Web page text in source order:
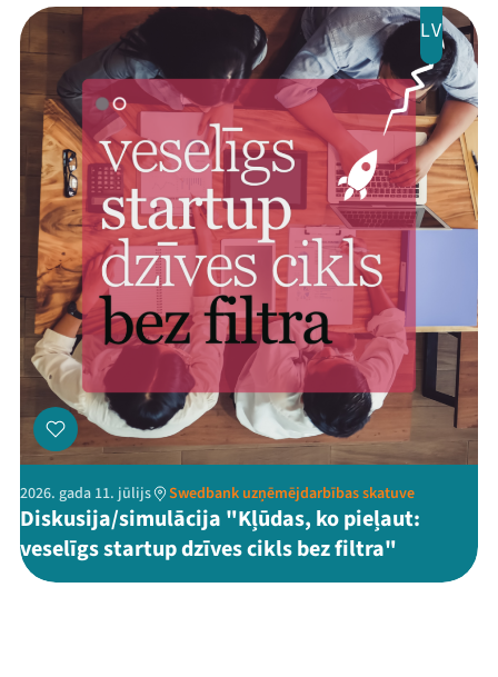
LV
2026. gada 11. jūlijs Swedbank uzņēmējdarbības skatuve
Diskusija/simulācija "Kļūdas, ko pieļaut:
veselīgs startup dzīves cikls bez filtra"